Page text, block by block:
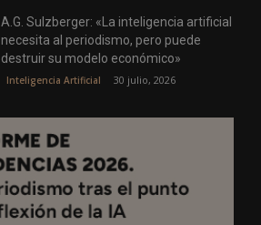
A.G. Sulzberger: «La inteligencia artificial
necesita al periodismo, pero puede
destruir su modelo económico»
Inteligencia Artificial 30 julio, 2026